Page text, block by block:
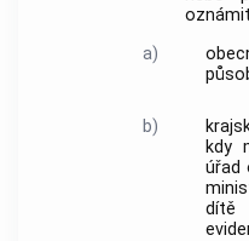
oznámit
a)
b)
kdy
úřad
dítě